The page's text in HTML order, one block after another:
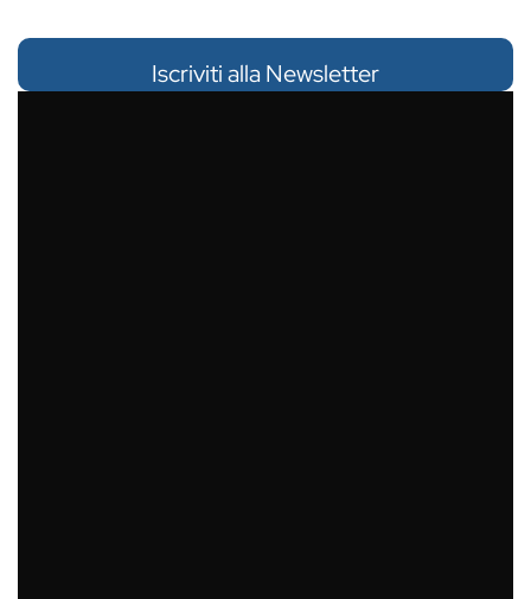
Iscriviti alla Newsletter
Nome: